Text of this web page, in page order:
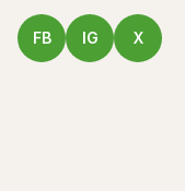
FB IG X